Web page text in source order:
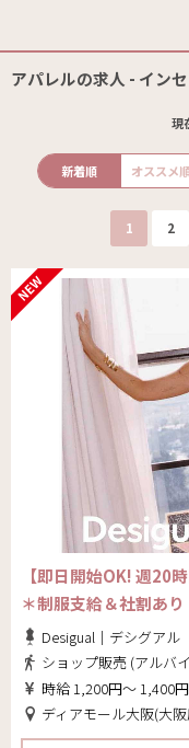
アパレルの求人 - イン
現
新着順 オススメ
1 2
【即日開始OK! 週20
＊制服支給＆社割あり
Desigual｜デシグアル
ショップ販売 (アルバ
時給 1,200円～ 1,400円
ディアモール大阪(大